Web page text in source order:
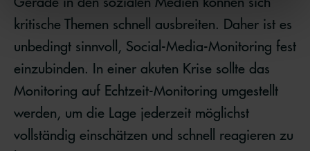
kritische Themen schnell ausbreiten. Daher ist es
unbedingt sinnvoll, Social-Media-Monitoring fest
einzubinden. In einer akuten Krise sollte das
Monitoring auf Echtzeit-Monitoring umgestellt
werden, um die Lage jederzeit möglichst
vollständig einschätzen und schnell reagieren zu